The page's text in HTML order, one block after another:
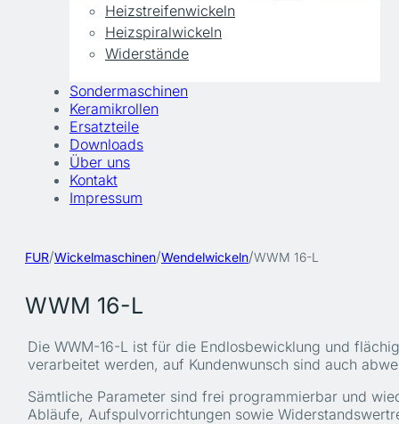
Heizstreifenwickeln
Heizspiralwickeln
Widerstände
Sondermaschinen
Keramikrollen
Ersatzteile
Downloads
Über uns
Kontakt
Impressum
FUR/Wickelmaschinen/Wendelwickeln/WWM 16-L
WWM 16-L
Die WWM-16-L ist für die Endlosbewicklung und
verarbeitet werden, auf Kundenwunsch sind auch
Sämtliche Parameter sind frei programmierbar und
Abläufe, Aufspulvorrichtungen sowie